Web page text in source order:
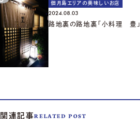
佃月島エリアの美味しいお店
2024.08.03
路地裏の路地裏「小料理 豊」
関連記事RELATED POST